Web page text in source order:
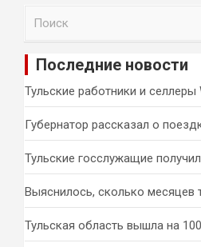
и
Последние новости
Тульские работники и
Губернатор рассказал о
Тульские госслужащие
Выяснилось, сколько месяцев
Тульская область вышла на